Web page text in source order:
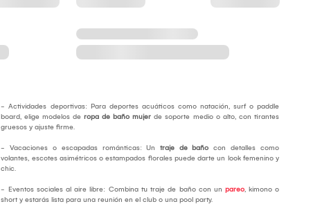
- Actividades deportivas: Para deportes acuáticos como natación, surf o paddle
board, elige modelos deropa de baño mujerde soporte medio o alto, con tirantes
gruesos y ajuste firme.
- Vacaciones o escapadas románticas: Untraje de baño con detalles como
volantes, escotes asimétricos o estampados florales puede darte un look femenino y
chic.
- Eventos sociales al aire libre: Combina tu traje de baño con unpareo, kimono o
short y estarás lista para una reunión en el club o una pool party.